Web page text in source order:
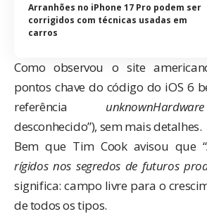
Arranhões no iPhone 17 Pro podem ser
corrigidos com técnicas usadas em
carros
Como observou o site
pontos chave do código do iOS 6
referência unknownHardware
desconhecido”), sem mais detalhes.
Bem que Tim Cook avisou que “
rígidos nos segredos de futuros
significa: campo livre para o
de todos os tipos.